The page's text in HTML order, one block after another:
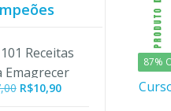
87%
Receitas
Emagrecer
O
R$10,90O